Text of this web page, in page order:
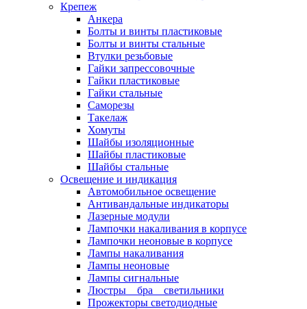
Крепеж
Анкера
Болты и винты пластиковые
Болты и винты стальные
Втулки резьбовые
Гайки запрессовочные
Гайки пластиковые
Гайки стальные
Саморезы
Такелаж
Хомуты
Шайбы изоляционные
Шайбы пластиковые
Шайбы стальные
Освещение и индикация
Автомобильное освещение
Антивандальные индикаторы
Лазерные модули
Лампочки накаливания в корпусе
Лампочки неоновые в корпусе
Лампы накаливания
Лампы неоновые
Лампы сигнальные
Люстры _ бра _ светильники
Прожекторы светодиодные